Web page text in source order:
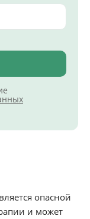
опасной
и может